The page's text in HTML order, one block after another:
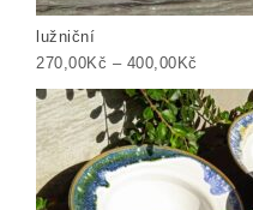
lužniční
270,00Kč – 400,00 Kč